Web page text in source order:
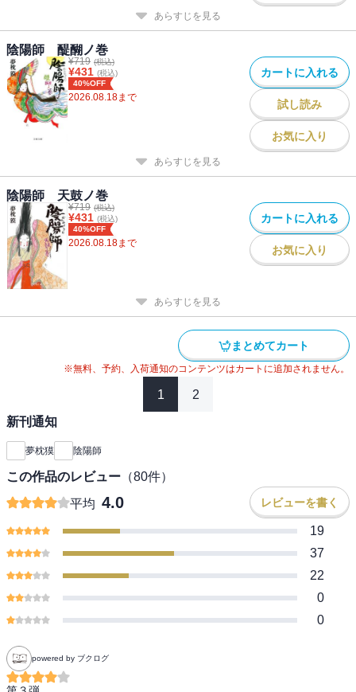
あらすじを見る
陰陽師 醍醐ノ巻
¥719 (税込)
¥431 (税込)
40%OFF
2026.08.18まで
カートに入れる
試し読み
お気に入り
あらすじを見る
陰陽師 天鼓ノ巻
¥719 (税込)
¥431 (税込)
40%OFF
2026.08.18まで
カートに入れる
お気に入り
あらすじを見る
まとめてカート
※無料、予約、入荷通知のコンテンツはカートに追加されません。
1 2
新刊通知
夢枕獏 陰陽師
この作品のレビュー （80件）
平均 4.0 レビューを書く
19
37
22
0
0
powered by ブクログ